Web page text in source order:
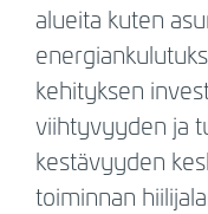
alueita kuten
kehityksen
viihtyvyyden ja
kestävyyden
toiminnan